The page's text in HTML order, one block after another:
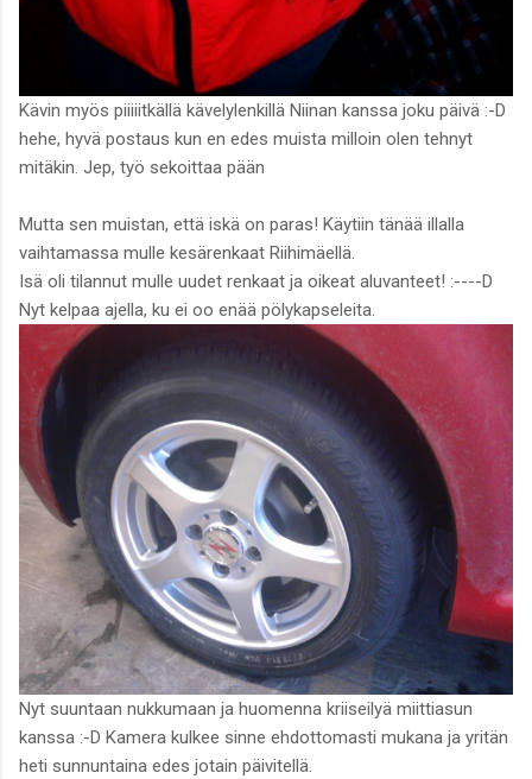
Kävin myös piiiiitkällä kävelylenkillä Niinan kanssa joku päivä :-D
hehe, hyvä postaus kun en edes muista milloin olen tehnyt
mitäkin. Jep, työ sekoittaa pään
Mutta sen muistan, että iskä on paras! Käytiin tänää illalla
vaihtamassa mulle kesärenkaat Riihimäellä.
Isä oli tilannut mulle uudet renkaat ja oikeat aluvanteet! :----D
Nyt kelpaa ajella, ku ei oo enää pölykapseleita.
Nyt suuntaan nukkumaan ja huomenna kriiseilyä miittiasun
kanssa :-D Kamera kulkee sinne ehdottomasti mukana ja yritän
heti sunnuntaina edes jotain päivitellä.